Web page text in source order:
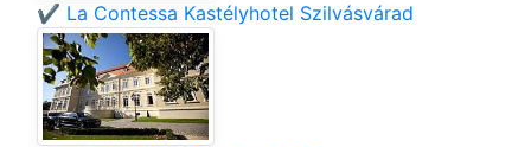
✔️ La Contessa Kastélyhotel Szilvásvárad